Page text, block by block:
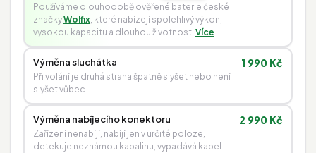
Používáme dlouhodobě ověřené baterie české
značkyWolfix, které nabízejí spolehlivý výkon,
vysokou kapacitu a dlouhou životnost. Více
Výměna sluchátka
Při volání je druhá strana špatně slyšet nebo není
slyšet vůbec.
1 990 Kč
Výměna nabíjecího konektoru
Zařízení nenabíjí, nabíjí jen v určité poloze,
detekuje neznámou kapalinu, vypadává kabel
2 990 Kč